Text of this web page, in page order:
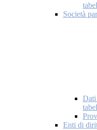
Società
Dati
Enti di